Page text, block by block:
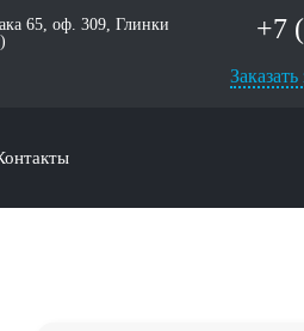
65, оф. 309, Глинки
+7